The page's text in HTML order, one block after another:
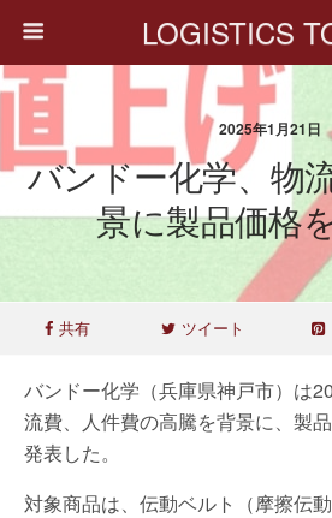
LOGISTICS
2025年1月21日
バンドー化学、物
景に製品価格
共有 ツイート
バンドー化学（兵庫県神戸市）は
流費、人件費の高騰を背景に、製
発表した。
対象商品は、伝動ベルト（摩擦伝